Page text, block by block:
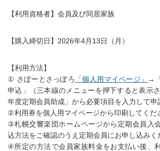
【利用資格者】会員及び同居家族
【購入締切日】2026年4月13日（月）
【利用方法】
① さぽーとさっぽろ
「個人用マイページ」
→
申込」（三本線のメニューを押下すると表示
年度定期会員助成」から必要項目を入力して申
②利用券を個人用マイページから印刷してくだ
③札幌交響楽団ホームページから定期会員入
込方法をご確認のうえ定期会員にお申し込みく
④所定の方法で会員家族料金をお支払い後、